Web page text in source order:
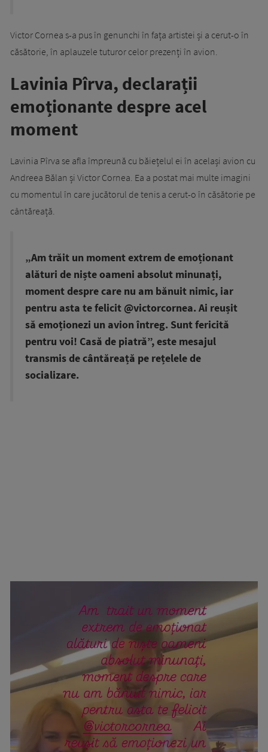
Victor Cornea s-a pus în genunchi în fața artistei și a cerut-o în
căsătorie, în aplauzele tuturor celor prezenți în avion.
Lavinia Pîrva, declarații
emoționante despre acel
moment
Lavinia Pîrva se afla împreună cu băiețelul ei în același avion cu
Andreea Bălan și Victor Cornea. Ea a postat mai multe imagini
cu momentul în care jucătorul de tenis a cerut-o în căsătorie pe
cântăreață.
„Am trăit un moment extrem de emoționant
alături de niște oameni absolut minunați,
moment despre care nu am bănuit nimic, iar
pentru asta te felicit @victorcornea. Ai reușit
să emoționezi un avion întreg. Sunt fericită
pentru voi! Casă de piatră”, este mesajul
transmis de cântăreață pe rețelele de
socializare.